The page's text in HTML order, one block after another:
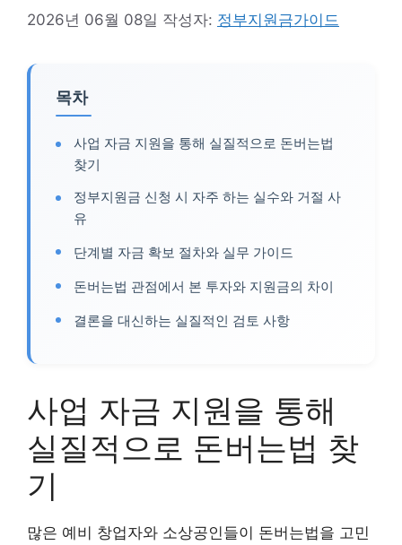
2026년 06월 08일 작성자: 정부지원금가이드
목차
사업 자금 지원을 통해 실질적으로 돈버는법
찾기
정부지원금 신청 시 자주 하는 실수와 거절 사
유
단계별 자금 확보 절차와 실무 가이드
돈버는법 관점에서 본 투자와 지원금의 차이
결론을 대신하는 실질적인 검토 사항
사업 자금 지원을 통해
실질적으로 돈버는법 찾
기
많은 예비 창업자와 소상공인들이 돈버는법을 고민